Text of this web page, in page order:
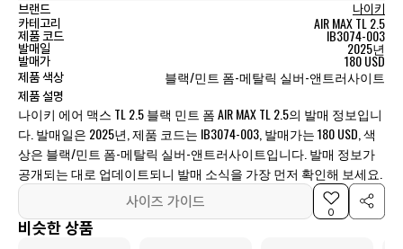
브랜드
나이키
카테고리
AIR MAX TL 2.5
제품 코드 IB3074-003
발매일 2025년
발매가 180 USD
제품 색상 블랙/민트 폼-메탈릭 실버-앤트러사이트
제품 설명
나이키 에어 맥스 TL 2.5 블랙 민트 폼 AIR MAX TL 2.5의 발매 정보입니
다. 발매일은 2025년, 제품 코드는 IB3074-003, 발매가는 180 USD, 색
상은 블랙/민트 폼-메탈릭 실버-앤트러사이트입니다. 발매 정보가
공개되는 대로 업데이트되니 발매 소식을 가장 먼저 확인해 보세요.
사이즈 가이드
0
비슷한 상품